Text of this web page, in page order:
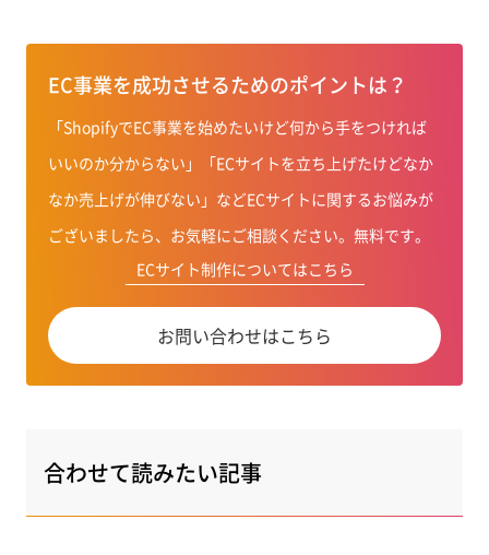
EC事業を成功させるためのポイントは？
「ShopifyでEC事業を始めたいけど何から手をつければ
いいのか分からない」「ECサイトを立ち上げたけどなか
なか売上げが伸びない」などECサイトに関するお悩みが
ございましたら、お気軽にご相談ください。無料です。
ECサイト制作についてはこちら
お問い合わせはこちら
合わせて読みたい記事